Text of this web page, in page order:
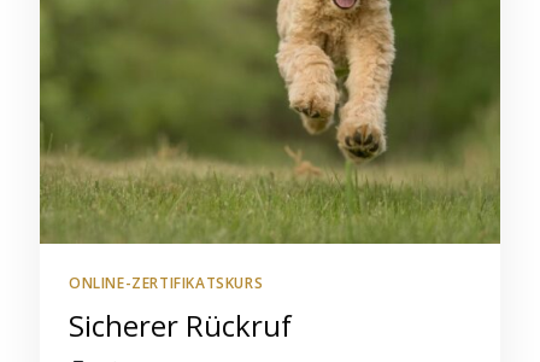
ONLINE-ZERTIFIKATSKURS
Sicherer Rückruf